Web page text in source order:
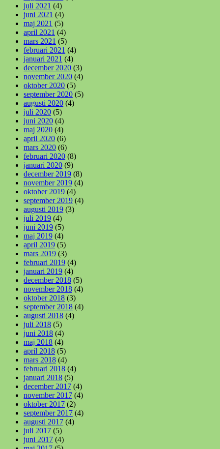
juli 2021 (4)
juni 2021 (4)
maj 2021 (5)
april 2021 (4)
mars 2021 (5)
februari 2021 (4)
januari 2021 (4)
december 2020 (3)
november 2020 (4)
oktober 2020 (5)
september 2020 (5)
augusti 2020 (4)
juli 2020 (5)
juni 2020 (4)
maj 2020 (4)
april 2020 (6)
mars 2020 (6)
februari 2020 (8)
januari 2020 (9)
december 2019 (8)
november 2019 (4)
oktober 2019 (4)
september 2019 (4)
augusti 2019 (3)
juli 2019 (4)
juni 2019 (5)
maj 2019 (4)
april 2019 (5)
mars 2019 (3)
februari 2019 (4)
januari 2019 (4)
december 2018 (5)
november 2018 (4)
oktober 2018 (3)
september 2018 (4)
augusti 2018 (4)
juli 2018 (5)
juni 2018 (4)
maj 2018 (4)
april 2018 (5)
mars 2018 (4)
februari 2018 (4)
januari 2018 (5)
december 2017 (4)
november 2017 (4)
oktober 2017 (2)
september 2017 (4)
augusti 2017 (4)
juli 2017 (5)
juni 2017 (4)